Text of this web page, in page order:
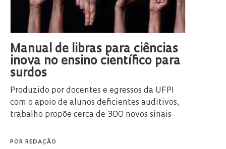
Manual de libras para ciências
inova no ensino científico para
surdos
Produzido por docentes e egressos da UFPI
com o apoio de alunos deficientes auditivos,
trabalho propõe cerca de 300 novos sinais
POR REDAÇÃO